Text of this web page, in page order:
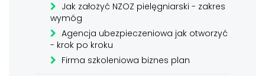
Jak założyć NZOZ pielęgniarski - zakres
wymóg
Agencja ubezpieczeniowa jak otworzyć
- krok po kroku
Firma szkoleniowa biznes plan